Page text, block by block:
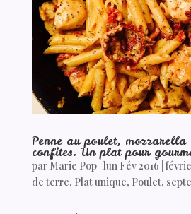
Penne au poulet, mozzarella
confites. Un plat pour
par Marie Pop| lun Fév 2016
de terre, Plat unique, Poulet,